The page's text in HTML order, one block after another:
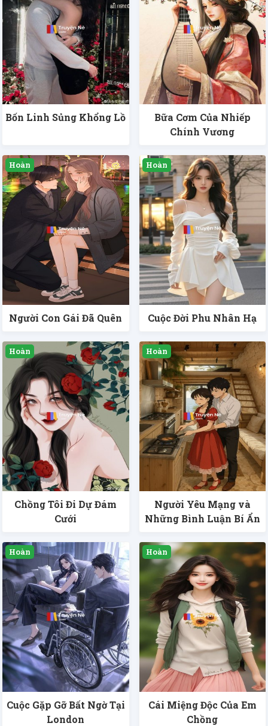
Bốn Linh Sủng Khổng Lồ
Bữa Cơm Của Nhiếp
Chính Vương
Người Con Gái Đã Quên Cuộc Đời Phu Nhân Hạ
Chồng Tôi Đi Dự Đám
Cưới
Người Yêu Mạng và
Những Bình Luận Bí Ẩn
Cuộc Gặp Gỡ Bất Ngờ Tại
London
Cái Miệng Độc Của Em
Chồng